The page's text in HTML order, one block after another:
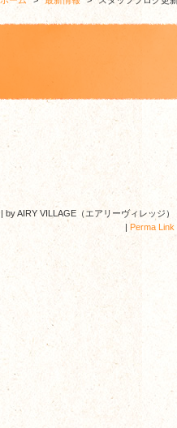
| byAIRY VILLAGE（エアリーヴィレッジ）
| Perma Link